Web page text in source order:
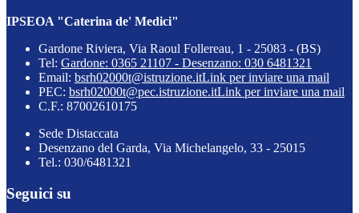
IPSEOA "Caterina de' Medici"
Gardone Riviera, Via Raoul Follereau, 1 - 25083 - (BS)
Tel: Gardone: 0365 21107 - Desenzano: 030 6481321
Email: bsrh02000t@istruzione.itLink per inviare una mail
PEC: bsrh02000t@pec.istruzione.itLink per inviare una mail
C.F.: 87002610175
Sede Distaccata
Desenzano del Garda, Via Michelangelo, 33 - 25015
Tel.: 030/6481321
Seguici su